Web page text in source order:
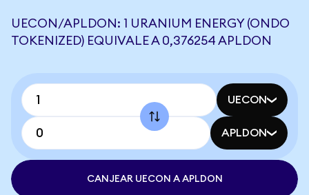
UECON/APLDON: 1 URANIUM ENERGY (ONDO
TOKENIZED) EQUIVALE A 0,376254 APLDON
UECON
APLDON
CANJEAR UECON A APLDON